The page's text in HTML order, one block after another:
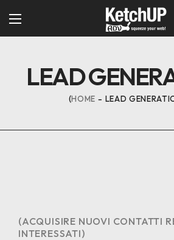
LEAD
HOME LEAD
(ACQUISIRE NUOVI CONTATTI
INTERESSATI)